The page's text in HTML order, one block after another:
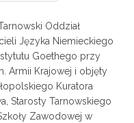
Oddział
Języka Niemieckiego
Goethego przy
Armii Krajowej i objęty
Kuratora
Starosty Tarnowskiego
Zawodowej w